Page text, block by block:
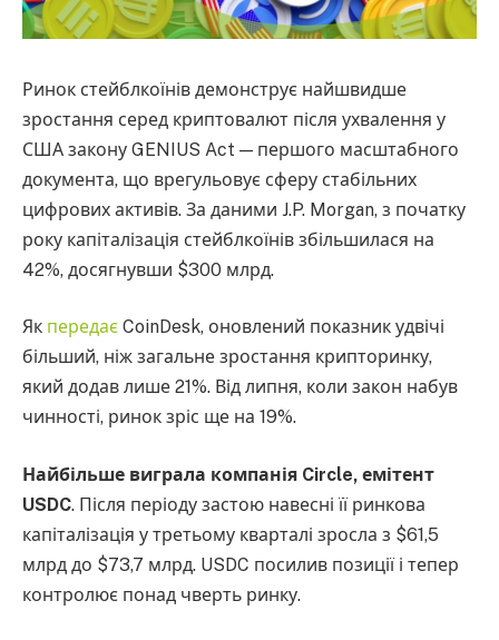
Ринок стейблкоїнів демонструє найшвидше
зростання серед криптовалют після ухвалення у
США закону GENIUS Act — першого масштабного
документа, що врегульовує сферу стабільних
цифрових активів. За даними J.P. Morgan, з початку
року капіталізація стейблкоїнів збільшилася на
42%, досягнувши $300 млрд.
Як передає CoinDesk, оновлений показник удвічі
більший, ніж загальне зростання крипторинку,
який додав лише 21%. Від липня, коли закон набув
чинності, ринок зріс ще на 19%.
Найбільше виграла компанія Circle, емітент
USDC. Після періоду застою навесні її ринкова
капіталізація у третьому кварталі зросла з $61,5
млрд до $73,7 млрд. USDC посилив позиції і тепер
контролює понад чверть ринку.